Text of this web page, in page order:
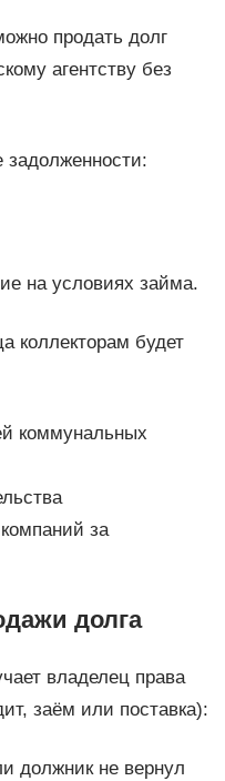
продать долг
агентству без
на условиях займа.
коллекторам будет
коммунальных
за
долга
владелец права
заём или поставка):
должник не вернул